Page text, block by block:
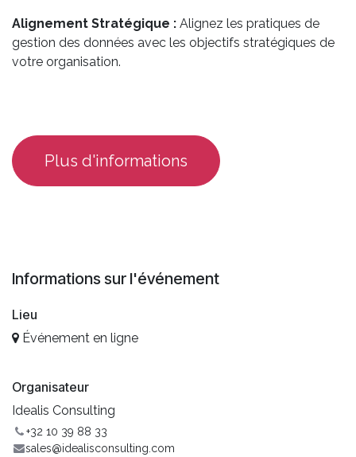
Alignement Stratégique : Alignez les pratiques de
gestion des données avec les objectifs stratégiques de
votre organisation. ​
​Plus d'informations
Informations sur l'événement
Lieu
Événement en ligne
Organisateur
Idealis Consulting
+32 10 39 88 33
sales@idealisconsulting.com